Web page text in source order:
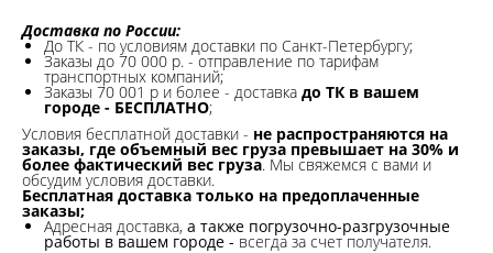
Доставка по России:
До ТК - по условиям доставки по Санкт-Петербургу;
Заказы до 70 000 р. - отправление по тарифам
транспортных компаний;
Заказы 70 001 р и более - доставка до ТК в вашем
городе - БЕСПЛАТНО;
Условия бесплатной доставки - не распространяются на
заказы, где объемный вес груза превышает на 30% и
более фактический вес груза. Мы свяжемся с вами и
обсудим условия доставки.
Бесплатная доставка только на предоплаченные
заказы;
Адресная доставка, а также погрузочно-разгрузочные
работы в вашем городе - всегда за счет получателя.